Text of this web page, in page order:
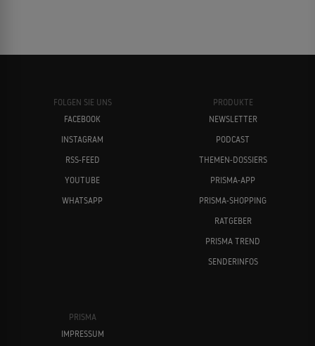
FOLGEN SIE UNS
FACEBOOK
INSTAGRAM
RSS-FEED
YOUTUBE
WHATSAPP
PRODUKTE
NEWSLETTER
PODCAST
THEMEN-DOSSIERS
PRISMA-APP
PRISMA-SHOPPING
RATGEBER
PRISMA TREND
SENDERINFOS
PRISMA
IMPRESSUM